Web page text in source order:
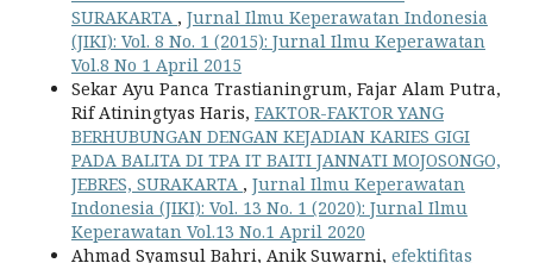
SURAKARTA , Jurnal Ilmu Keperawatan Indonesia
(JIKI): Vol. 8 No. 1 (2015): Jurnal Ilmu Keperawatan
Vol.8 No 1 April 2015
Sekar Ayu Panca Trastianingrum, Fajar Alam Putra,
Rif Atiningtyas Haris, FAKTOR-FAKTOR YANG
BERHUBUNGAN DENGAN KEJADIAN KARIES GIGI
PADA BALITA DI TPA IT BAITI JANNATI MOJOSONGO,
JEBRES, SURAKARTA , Jurnal Ilmu Keperawatan
Indonesia (JIKI): Vol. 13 No. 1 (2020): Jurnal Ilmu
Keperawatan Vol.13 No.1 April 2020
Ahmad Syamsul Bahri, Anik Suwarni, efektifitas